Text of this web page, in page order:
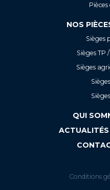
NOS
Sièges
Sièges
Sièges
QUI
Conditions